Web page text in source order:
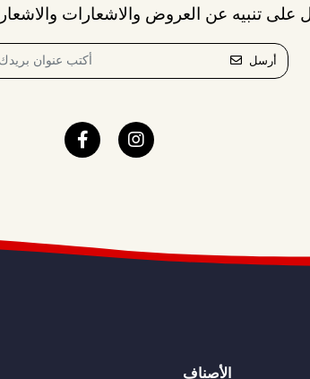
على تنبيه عن العروض والاشعارات
أرسل
الأصناف